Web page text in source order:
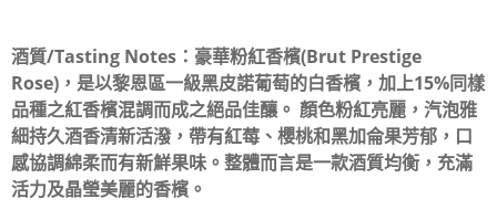
酒質/Tasting Notes： 豪華粉紅香檳(Brut Prestige
Rose)，是以黎恩區一級黑皮諾葡萄的白香檳，加上15%同樣
品種之紅香檳混調而成之絕品佳釀。 顏色粉紅亮麗，汽泡雅
細持久酒香清新活潑，帶有紅莓、櫻桃和黑加侖果芳郁，口
感協調綿柔而有新鮮果味。整體而言是一款酒質均衡，充滿
活力及晶瑩美麗的香檳。